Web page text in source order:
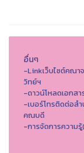
อื่นๆ
-Linkเว็บไซต์คณา
วิทย์ฯ
-ดาวน์โหลดเอกสา
-เบอร์โทรติดต่อส
คณบดี
-การจัดการความรู้